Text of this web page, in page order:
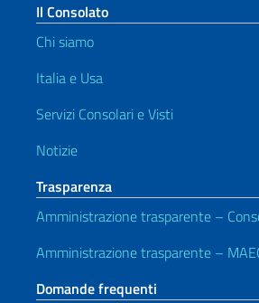
Il Consolato
Chi siamo
Italia e Usa
Servizi Consolari e Visti
Notizie
Trasparenza
Amministrazione trasparente –
Amministrazione trasparente –
Domande frequenti